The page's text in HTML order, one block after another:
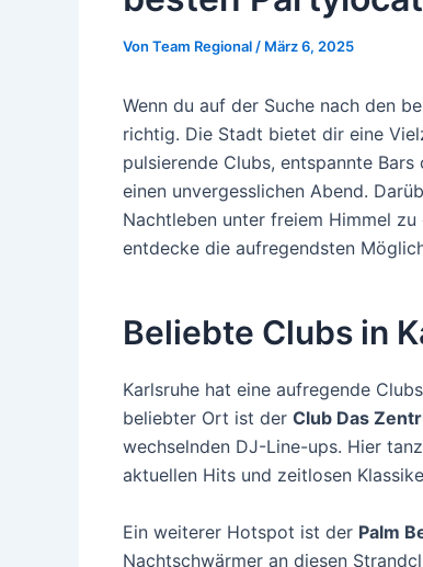
Von Team Regional/ März 6, 2025
Wenn du auf der Suche nach den
richtig. Die Stadt bietet dir eine
pulsierende Clubs, entspannte
einen unvergesslichen Abend.
Nachtleben unter freiem Himmel
entdecke die aufregendsten
Beliebte Clubs in
Karlsruhe hat eine aufregende
beliebter Ort ist der Club Das
wechselnden DJ-Line-ups. Hier
aktuellen Hits und zeitlosen
Ein weiterer Hotspot ist der Palm
Nachtschwärmer an diesen